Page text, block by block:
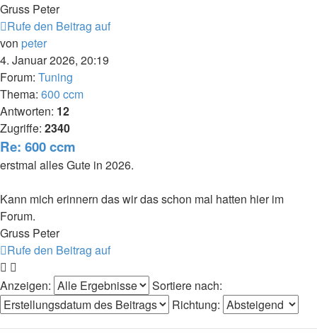
Gruss Peter
Rufe den Beitrag auf
von peter
4. Januar 2026, 20:19
Forum: Tuning
Thema: 600 ccm
Antworten: 12
Zugriffe: 2340
Re: 600 ccm
erstmal alles Gute in 2026.
Kann mich erinnern das wir das schon mal hatten hier im
Forum.
Gruss Peter
Rufe den Beitrag auf
Anzeigen:
Sortiere nach:
Richtung: